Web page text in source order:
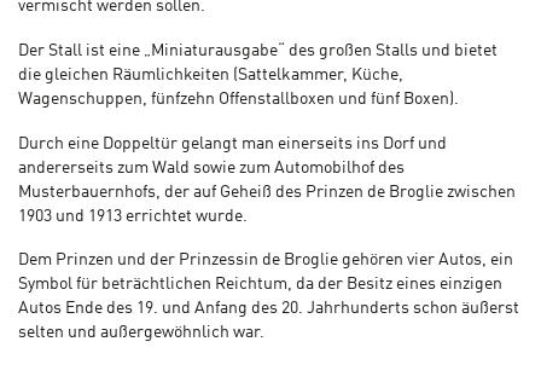
vermischt werden sollen.
Der Stall ist eine „Miniaturausgabe“ des großen Stalls und bietet
die gleichen Räumlichkeiten (Sattelkammer, Küche,
Wagenschuppen, fünfzehn Offenstallboxen und fünf Boxen).
Durch eine Doppeltür gelangt man einerseits ins Dorf und
andererseits zum Wald sowie zum Automobilhof des
Musterbauernhofs, der auf Geheiß des Prinzen de Broglie zwischen
1903 und 1913 errichtet wurde.
Dem Prinzen und der Prinzessin de Broglie gehören vier Autos, ein
Symbol für beträchtlichen Reichtum, da der Besitz eines einzigen
Autos Ende des 19. und Anfang des 20. Jahrhunderts schon äußerst
selten und außergewöhnlich war.